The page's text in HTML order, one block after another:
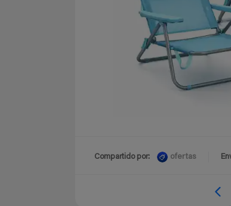
Compartido por: ofertas